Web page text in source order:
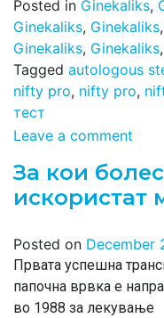
Posted in Ginekaliks,
Ginekaliks, Ginekaliks,
Ginekaliks, Ginekaliks,
Tagged autologous
nifty pro, nifty pro,
тест
Leave a comment
За кои
искористат
Posted on December
Првата успешна
папочна врвка е
во 1988 за лекување